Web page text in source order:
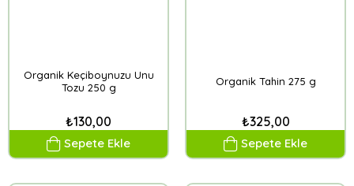
Organik Keçiboynuzu Unu
Tozu 250 g
₺130,00
Sepete Ekle
Organik Tahin 275 g
₺325,00
Sepete Ekle